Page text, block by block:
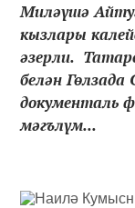
Миләүшә
кызлары
әзерли.
белән
документаль
мәгълүм...